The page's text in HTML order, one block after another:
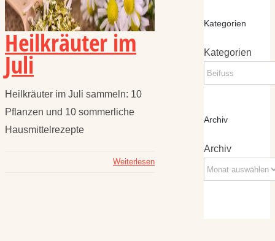
Heilkräuter im
Juli
Heilkräuter im Juli sammeln: 10
Pflanzen und 10 sommerliche
Hausmittelrezepte
Weiterlesen
Kategorien
Kategorien
Archiv
Archiv